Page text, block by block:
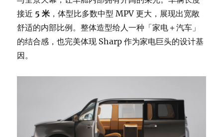
接近 5 米 ，体型比多数中型 MPV 更大，展现出宽敞
舒适的内部比例。整体造型给人一种「家电＋汽车」
的结合感，也完美体现 Sharp 作为家电巨头的设计基
因。